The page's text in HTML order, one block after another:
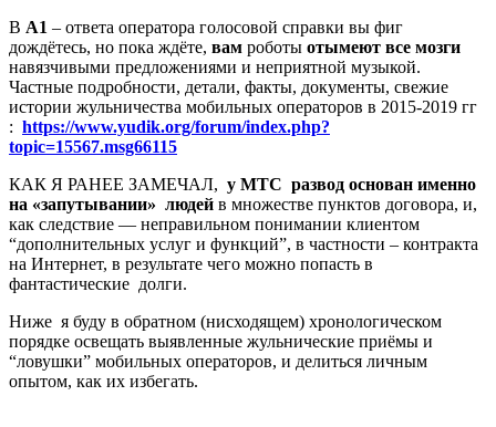
В А1 – ответа оператора голосовой справки вы фиг
дождётесь, но пока ждёте, вам роботы отымеют все мозги
навязчивыми предложениями и неприятной музыкой.
Частные подробности, детали, факты, документы, свежие
истории жульничества мобильных операторов в 2015-2019 гг
: https://www.yudik.org/forum/index.php?
topic=15567.msg66115
КАК Я РАНЕЕ ЗАМЕЧАЛ, у МТС развод основан именно
на «запутывании» людей в множестве пунктов договора, и,
как следствие — неправильном понимании клиентом
“дополнительных услуг и функций”, в частности – контракта
на Интернет, в результате чего можно попасть в
фантастические долги.
Ниже я буду в обратном (нисходящем) хронологическом
порядке освещать выявленные жульнические приёмы и
“ловушки” мобильных операторов, и делиться личным
опытом, как их избегать.